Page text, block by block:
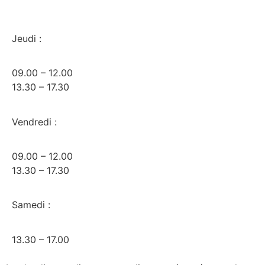
Jeudi :
09.00 – 12.00
13.30 – 17.30
Vendredi :
09.00 – 12.00
13.30 – 17.30
Samedi :
13.30 – 17.00